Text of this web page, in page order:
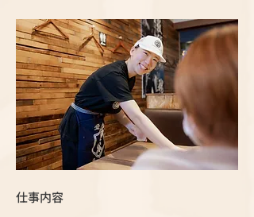
仕事内容